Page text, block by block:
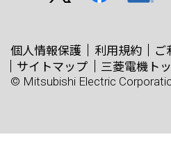
個人情報保護 利用規約
ご
サイトマップ
三菱電機ト
© Mitsubishi Electric